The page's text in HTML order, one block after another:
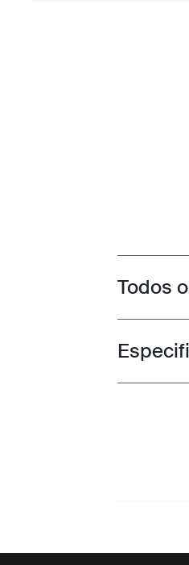
Todos